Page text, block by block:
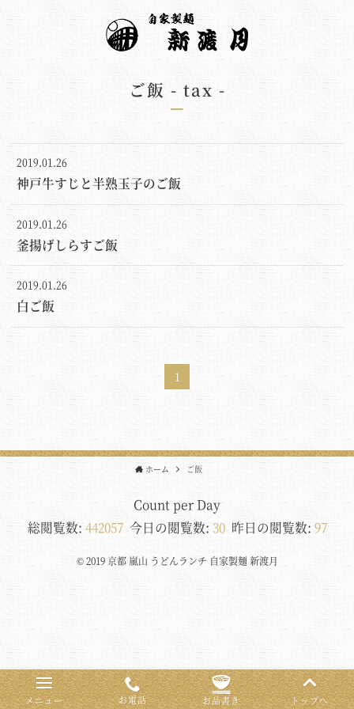
メニュー お電話 お品書き トップへ
ご飯 - tax -
2019.01.26
神戸牛すじと半熟玉子のご飯
2019.01.26
釜揚げしらすご飯
2019.01.26
白ご飯
1
ホーム ご飯
Count per Day
442057
総閲覧数: 30
今日の閲覧数: 97
昨日の閲覧数:
© 2019 京都 嵐山 うどんランチ 自家製麺 新渡月